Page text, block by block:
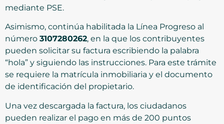
mediante PSE.
Asimismo, continúa habilitada la Línea Progreso al
número 3107280262, en la que los contribuyentes
pueden solicitar su factura escribiendo la palabra
“hola” y siguiendo las instrucciones. Para este trámite
se requiere la matrícula inmobiliaria y el documento
de identificación del propietario.
Una vez descargada la factura, los ciudadanos
pueden realizar el pago en más de 200 puntos